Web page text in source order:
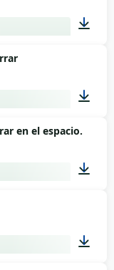
00:01
en el espacio.